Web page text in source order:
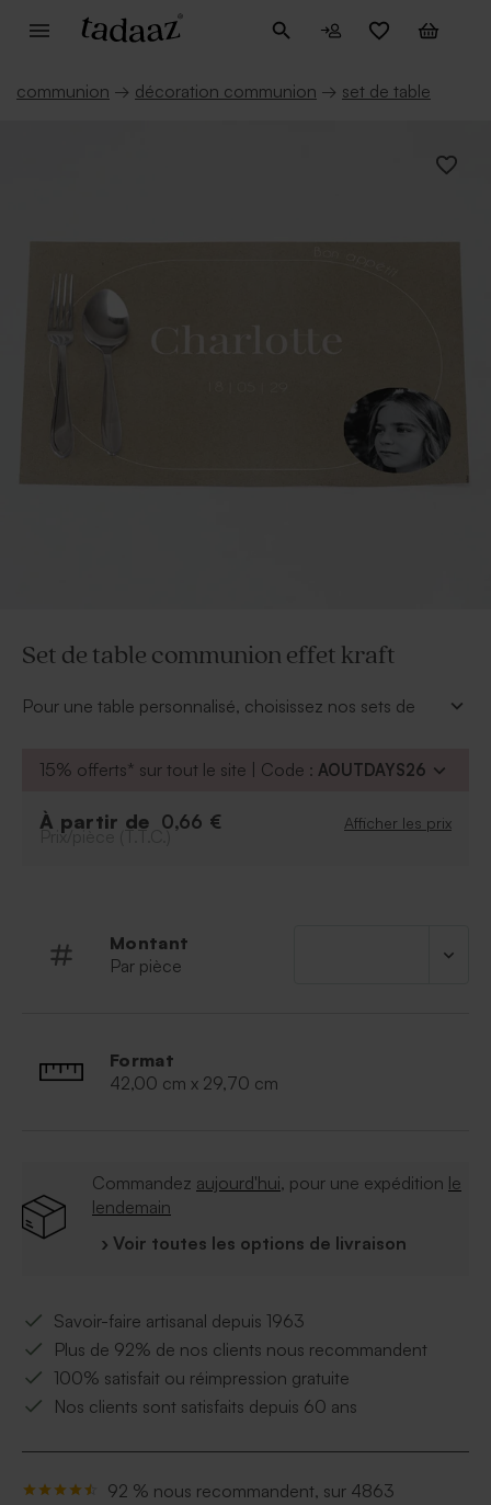
communion → décoration communion → set de table
Set de table communion effet kraft
Pour une table personnalisé, choisissez nos sets de
Police
Format : 42*29,70cm
15% offerts* sur tout le site | Code : AOUTDAYS26
À partir de 0,66 € Afficher les prix
Prix/pièce (T.T.C.)
Montant
Par pièce
Format
42,00 cm x 29,70 cm
Commandez aujourd'hui, pour une expédition le
lendemain
› Voir toutes les options de livraison
Savoir-faire artisanal depuis 1963
Plus de 92% de nos clients nous recommandent
100% satisfait ou réimpression gratuite
Nos clients sont satisfaits depuis 60 ans
92 % nous recommandent, sur 4863